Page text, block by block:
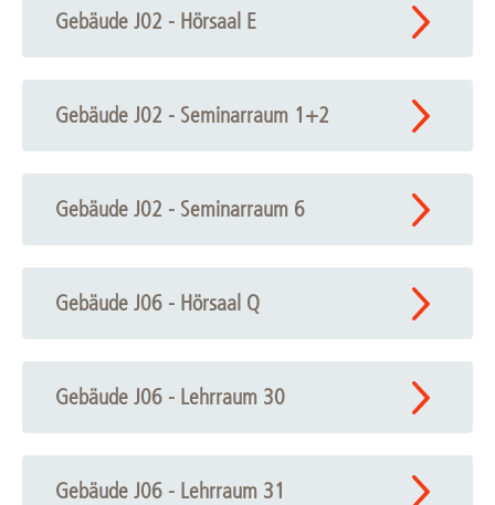
Gebäude J02 - Hörsaal E
Gebäude J02 - Seminarraum 1+2
Gebäude J02 - Seminarraum 6
Gebäude J06 - Hörsaal Q
Gebäude J06 - Lehrraum 30
Gebäude J06 - Lehrraum 31